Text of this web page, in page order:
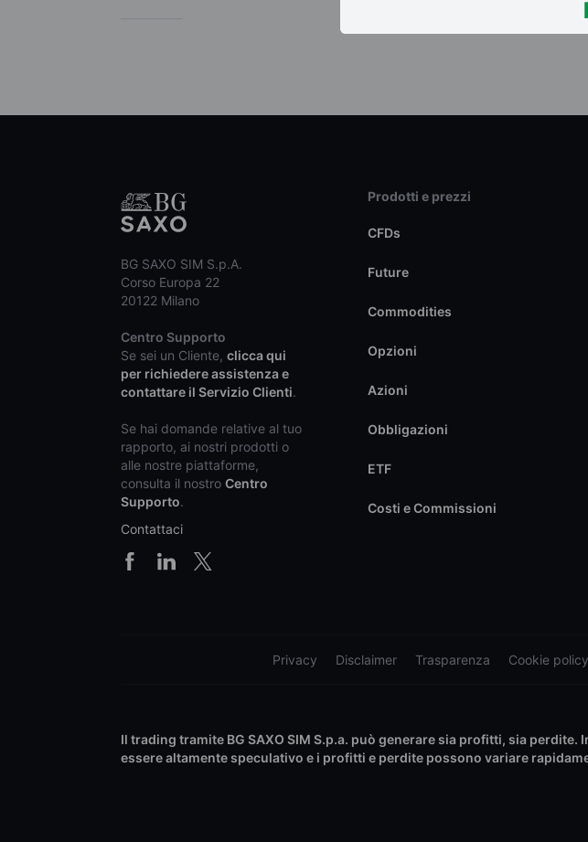
BG SAXO SIM S.p.A.
Corso Europa 22
20122 Milano
Centro Supporto
Se sei un Cliente, clicca qui
per richiedere assistenza e
contattare il Servizio Clienti.
Se hai domande relative al tuo
rapporto, ai nostri prodotti o
alle nostre piattaforme,
consulta il nostro Centro
Supporto.
Contattaci
Prodotti e prezzi
CFDs
Future
Commodities
Opzioni
Azioni
Obbligazioni
ETF
Costi e Commissioni
Privacy Disclaimer Trasparenza Cookie policy
Il trading tramite BG SAXO SIM S.p.a. può generare sia profitti, sia
essere altamente speculativo e i profitti e perdite possono variare